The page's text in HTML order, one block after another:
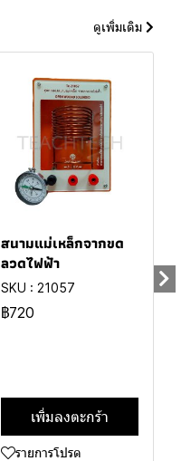
ดูเพิ่มเติม
สนามแม่เหล็กจากขด
ลวดไฟฟ้า
SKU : 21057
฿720
เพิ่มลงตะกร้า
รายการโปรด